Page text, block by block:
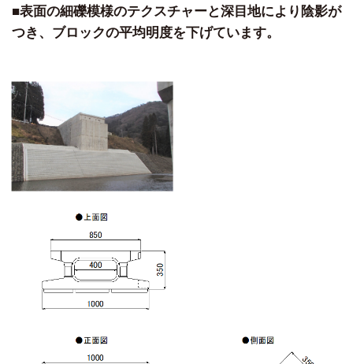
■表面の細礫模様のテクスチャーと深目地により陰影が
つき、ブロックの平均明度を下げています。